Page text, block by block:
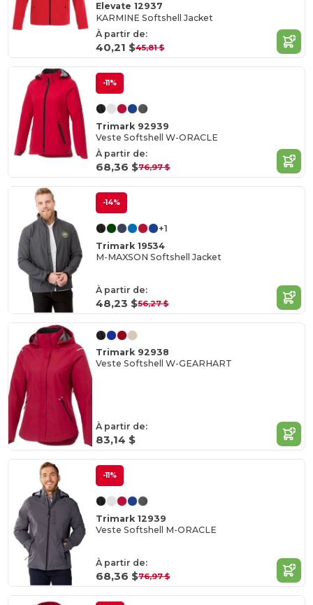
Elevate 12937
KARMINE Softshell Jacket
À partir de:
40,21 $45,81 $
-11%
Trimark 92939
Veste Softshell W-ORACLE
À partir de:
68,36 $76,97 $
-14%
+1
Trimark 19534
M-MAXSON Softshell Jacket
À partir de:
48,23 $56,27 $
Trimark 92938
Veste Softshell W-GEARHART
À partir de:
83,14 $
-11%
Trimark 12939
Veste Softshell M-ORACLE
À partir de:
68,36 $76,97 $